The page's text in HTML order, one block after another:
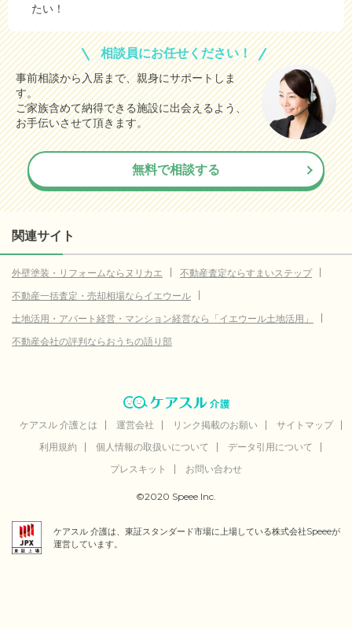
たい！
相談員にお任せください！
事前相談から入居まで、親身にサポートしま
す。
ご家族含めて納得できる施設に出会えるよう、
お手伝いさせて頂きます。
無料で相談する
関連サイト
外壁塗装・リフォームならヌリカエ
不動産査定ならすまいステップ
不動産一括査定・売却相場ならイエウール
土地活用・アパート経営・マンション経営なら「イエウール土地活用」
不動産会社の評判ならおうちの語り部
ケアスル 介護とは 運営会社 リンク掲載のお願い
サイトマップ
利用規約
個人情報の取扱いについて
データ引用について
プレスキット
お問い合わせ
©2020 Speee Inc.
ケアスル 介護は、東証スタンダード市場に上場している株式会社Speeeが
運営しています。